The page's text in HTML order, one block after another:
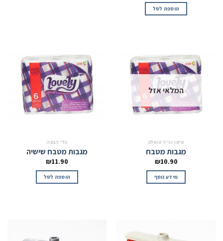
הוספה לסל
המלאי אזל
טישו ונייר טואלט
מגבות מטבח
₪10.90
מידע נוסף
כלי הגשה
מגבות מטבח שישיה
₪11.90
הוספה לסל